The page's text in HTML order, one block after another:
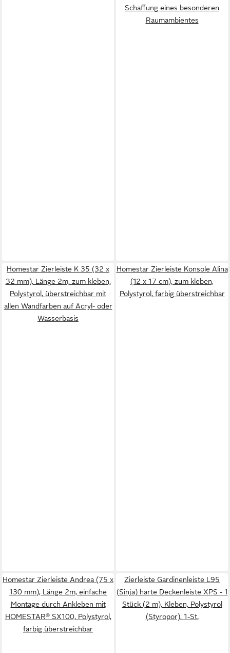
Schaffung eines besonderen
Raumambientes
Homestar Zierleiste K 35 (32 x
32 mm), Länge 2m, zum kleben,
Polystyrol, überstreichbar mit
allen Wandfarben auf Acryl- oder
Wasserbasis
Homestar Zierleiste Konsole Alina
(12 x 17 cm), zum kleben,
Polystyrol, farbig überstreichbar
Homestar Zierleiste Andrea (75 x
130 mm), Länge 2m, einfache
Montage durch Ankleben mit
HOMESTAR® SX100, Polystyrol,
farbig überstreichbar
Zierleiste Gardinenleiste L95
(Sinja) harte Deckenleiste XPS - 1
Stück (2 m), Kleben, Polystyrol
(Styropor), 1-St.